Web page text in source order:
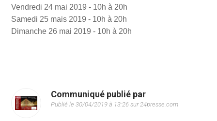
Vendredi 24 mai 2019 - 10h à 20h
Samedi 25 mais 2019 - 10h à 20h
Dimanche 26 mai 2019 - 10h à 20h
Communiqué publié par
Publié le 30/04/2019 à 13:26 sur 24presse.com